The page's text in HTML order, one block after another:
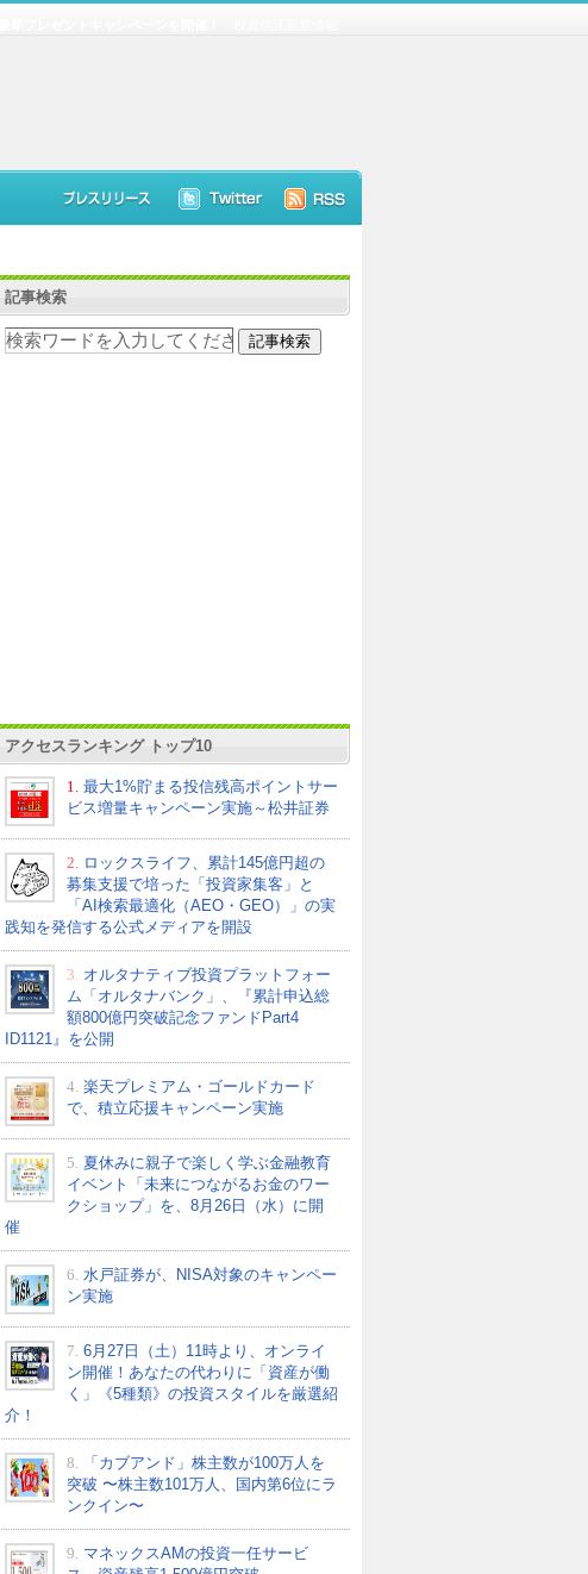
プレゼントキャンペーンを開催！
記事検索
アクセスランキング トップ10
1.
最大1%貯まる投信残高ポイントサー
ビス増量キャンペーン実施～松井証券
2.
ロックスライフ、累計145億円超の
募集支援で培った「投資家集客」と
「AI検索最適化（AEO・GEO）」の実
践知を発信する公式メディアを開設
3. オルタナティブ投資プラットフォー
ム「オルタナバンク」、『累計申込総
額800億円突破記念ファンドPart4
ID1121』を公開
4. 楽天プレミアム・ゴールドカード
で、積立応援キャンペーン実施
5. 夏休みに親子で楽しく学ぶ金融教育
イベント「未来につながるお金のワー
クショップ」を、8月26日（水）に開
催
6. 水戸証券が、NISA対象のキャンペー
ン実施
7. 6月27日（土）11時より、オンライ
ン開催！あなたの代わりに「資産が働
く」《5種類》の投資スタイルを厳選紹
介！
8.
「カブアンド」株主数が100万人を
突破 〜株主数101万人、国内第6位にラ
ンクイン〜
9. マネックスAMの投資一任サービ